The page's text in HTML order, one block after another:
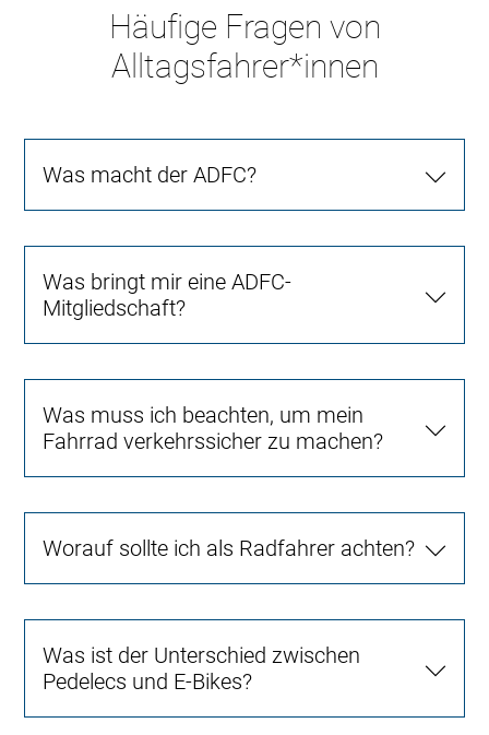
Häufige Fragen von
Alltagsfahrer*innen
Was macht der ADFC?
Was bringt mir eine ADFC-
Mitgliedschaft?
Was muss ich beachten, um mein
Fahrrad verkehrssicher zu machen?
Worauf sollte ich als Radfahrer achten?
Was ist der Unterschied zwischen
Pedelecs und E-Bikes?